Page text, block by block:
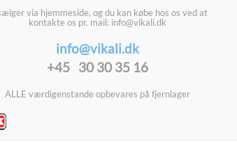
via hjemmeside, og du kan købe hos os ved at
kontakte os pr. mail: info@vikali.dk
info@vikali.dk
+45 30 30 35 16
ALLE værdigenstande opbevares på fjernlager